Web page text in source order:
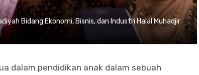
Bidang Ekonomi, Bisnis, dan Industri Halal Muhadjir
dalam pendidikan anak dalam sebuah